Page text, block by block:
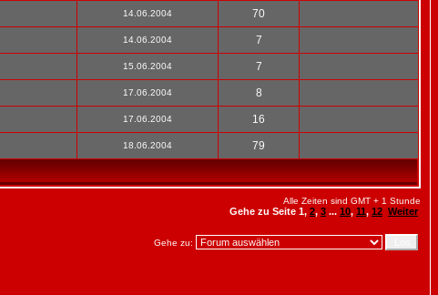
14.06.2004 70
14.06.2004 7
15.06.2004 7
17.06.2004 8
17.06.2004 16
18.06.2004 79
Alle Zeiten sind GMT + 1 Stunde
Gehe zu Seite 1, 2, 3 ... 10, 11, 12 Weiter
Gehe zu: